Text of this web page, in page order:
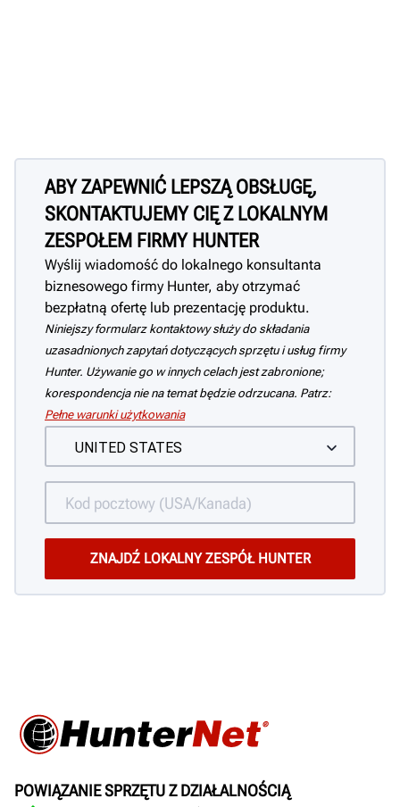
ABY ZAPEWNIĆ LEPSZĄ OBSŁUGĘ,
SKONTAKTUJEMY CIĘ Z LOKALNYM
ZESPOŁEM FIRMY HUNTER
Wyślij wiadomość do lokalnego konsultanta
biznesowego firmy Hunter, aby otrzymać
bezpłatną ofertę lub prezentację produktu.
Niniejszy formularz kontaktowy służy do składania
uzasadnionych zapytań dotyczących sprzętu i usług firmy
Hunter. Używanie go w innych celach jest zabronione;
korespondencja nie na temat będzie odrzucana. Patrz:
Pełne warunki użytkowania
POWIĄZANIE SPRZĘTU Z DZIAŁALNOŚCIĄ